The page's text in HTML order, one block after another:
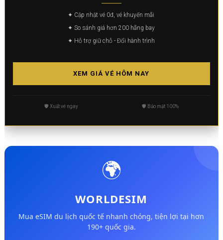
✦ Cập nhật vé 0đ, vé khuyến mãi
✦ So sánh giá hơn 200 hãng bay
✦ Hỗ trợ giữ chỗ - Đổi hành trình
XEM GIÁ VÉ HÔM NAY
🛡️ Xuất vé ngay 🛡️ Bảo mật 100%
🌍
WORLDESIM
Mua eSIM du lịch quốc tế nhanh chóng, tiện lợi tại hơn
190+ quốc gia.